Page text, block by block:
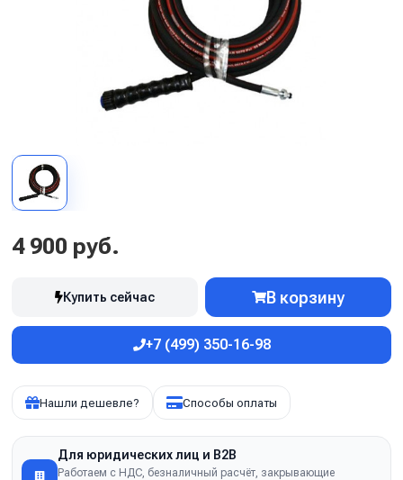
4 900 руб.
Купить сейчас В корзину
+7 (499) 350-16-98
Нашли дешевле? Способы оплаты
Для юридических лиц и B2B
Работаем с НДС, безналичный расчёт, закрывающие